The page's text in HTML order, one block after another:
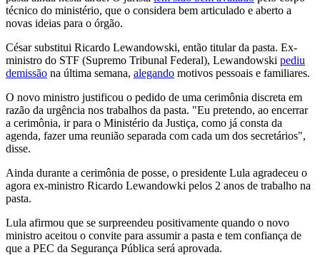
técnico do ministério, que o considera bem articulado e aberto a
novas ideias para o órgão.
César substitui Ricardo Lewandowski, então titular da pasta. Ex-
ministro do STF (Supremo Tribunal Federal), Lewandowski pediu
demissão na última semana, alegando motivos pessoais e familiares.
O novo ministro justificou o pedido de uma cerimônia discreta em
razão da urgência nos trabalhos da pasta. "Eu pretendo, ao encerrar
a cerimônia, ir para o Ministério da Justiça, como já consta da
agenda, fazer uma reunião separada com cada um dos secretários",
disse.
Ainda durante a cerimônia de posse, o presidente Lula agradeceu o
agora ex-ministro Ricardo Lewandowki pelos 2 anos de trabalho na
pasta.
Lula afirmou que se surpreendeu positivamente quando o novo
ministro aceitou o convite para assumir a pasta e tem confiança de
que a PEC da Segurança Pública será aprovada.